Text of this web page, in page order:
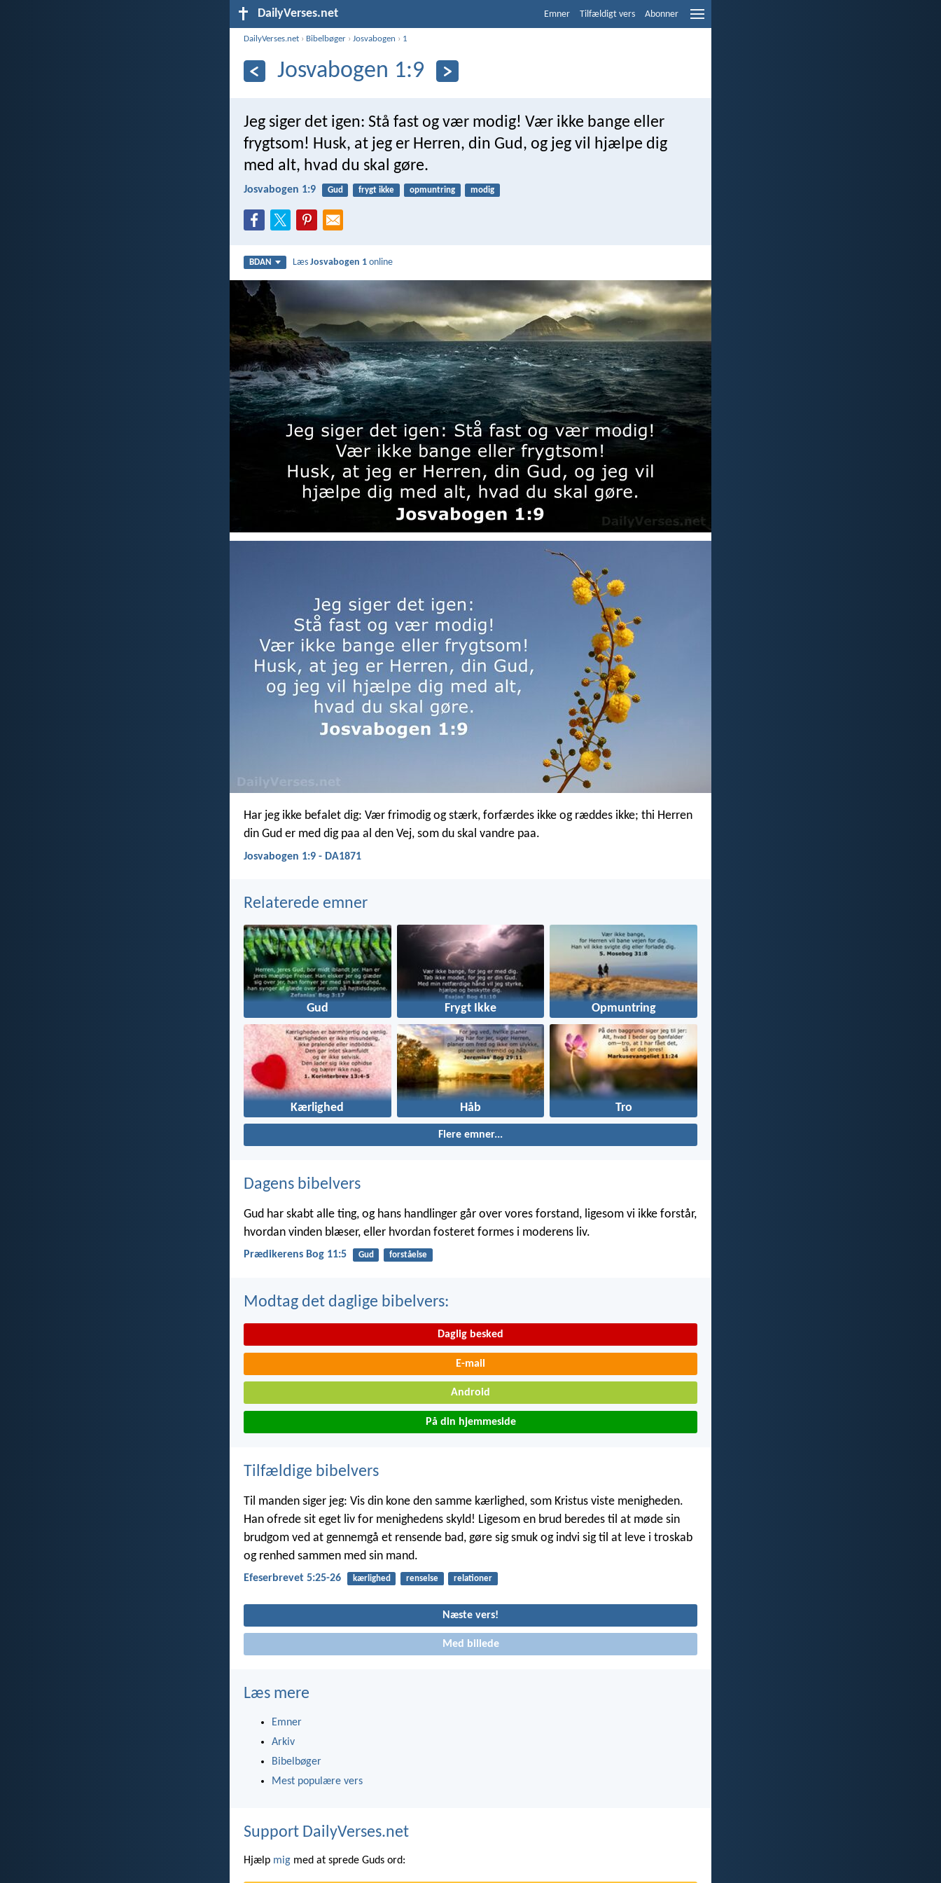
DailyVerses.net Emner Tilfældigt vers Abonner
DailyVerses.net › Bibelbøger ›Josvabogen › 1
Josvabogen 1:9
Jeg siger det igen: Stå fast og vær modig! Vær ikke bange eller
frygtsom! Husk, at jeg er Herren, din Gud, og jeg vil hjælpe dig
med alt, hvad du skal gøre.
Josvabogen 1:9 Gud frygt ikke opmuntring modig
BDAN LæsJosvabogen 1 online
Har jeg ikke befalet dig: Vær frimodig og stærk, forfærdes ikke og ræddes ikke; thi Herren
din Gud er med dig paa al den Vej, som du skal vandre paa.
Josvabogen 1:9 - DA1871
Relaterede emner
Gud Frygt Ikke Opmuntring
Kærlighed Håb Tro
Flere emner...
Dagens bibelvers
Gud har skabt alle ting, og hans handlinger går over vores forstand, ligesom vi ikke forstår,
hvordan vinden blæser, eller hvordan fosteret formes i moderens liv.
Prædikerens Bog 11:5 Gud forståelse
Modtag det daglige bibelvers:
Daglig besked
E-mail
Android
På din hjemmeside
Tilfældige bibelvers
Til manden siger jeg: Vis din kone den samme kærlighed, som Kristus viste menigheden.
Han ofrede sit eget liv for menighedens skyld! Ligesom en brud beredes til at møde sin
brudgom ved at gennemgå et rensende bad, gøre sig smuk og indvi sig til at leve i troskab
og renhed sammen med sin mand.
Efeserbrevet 5:25-26 kærlighed renselse relationer
Næste vers!
Med billede
Læs mere
Emner
Arkiv
Bibelbøger
Mest populære vers
Support DailyVerses.net
Hjælp mig med at sprede Guds ord: